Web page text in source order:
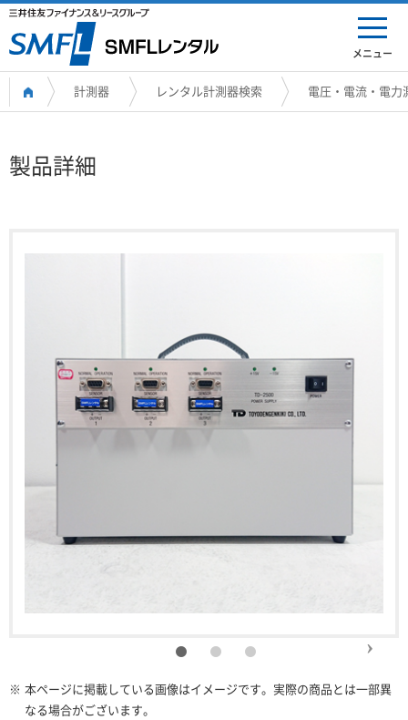
メニュー
計測器 レンタル計測器検索 電圧・電流・電力
製品詳細
※ 本ページに掲載している画像はイメージです。実際の商品とは一部異
なる場合がございます。